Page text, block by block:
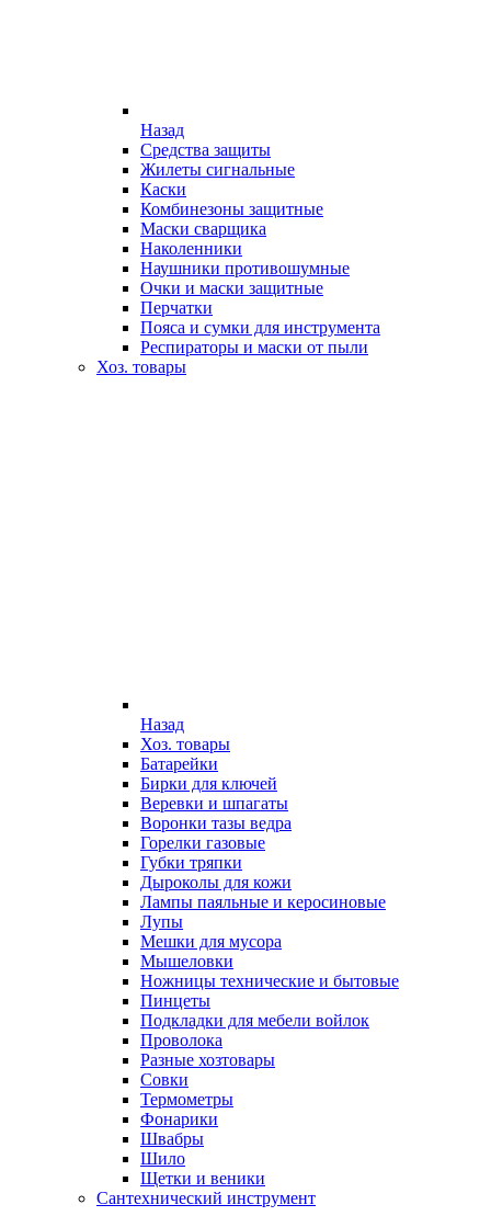
Назад
Средства защиты
Жилеты сигнальные
Каски
Комбинезоны защитные
Маски сварщика
Наколенники
Наушники противошумные
Очки и маски защитные
Перчатки
Пояса и сумки для инструмента
Респираторы и маски от пыли
Хоз. товары
Назад
Хоз. товары
Батарейки
Бирки для ключей
Веревки и шпагаты
Воронки тазы ведра
Горелки газовые
Губки тряпки
Дыроколы для кожи
Лампы паяльные и керосиновые
Лупы
Мешки для мусора
Мышеловки
Ножницы технические и бытовые
Пинцеты
Подкладки для мебели войлок
Проволока
Разные хозтовары
Совки
Термометры
Фонарики
Швабры
Шило
Щетки и веники
Сантехнический инструмент